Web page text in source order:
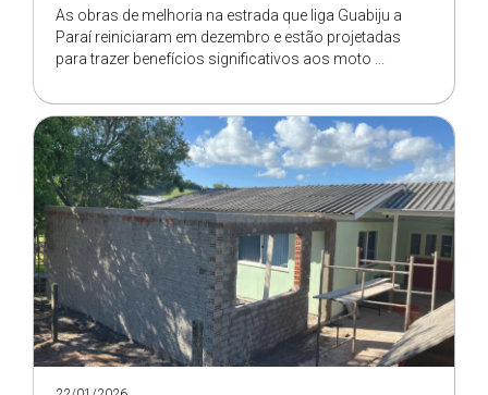
As obras de melhoria na estrada que liga Guabiju a
Paraí reiniciaram em dezembro e estão projetadas
para trazer benefícios significativos aos moto ...